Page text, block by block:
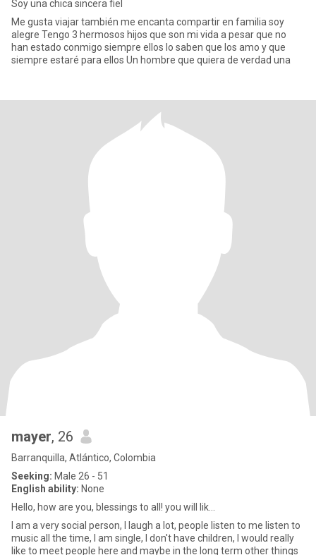
Soy una chica sincera fiel
Me gusta viajar también me encanta compartir en familia soy
alegre Tengo 3 hermosos hijos que son mi vida a pesar que no
han estado conmigo siempre ellos lo saben que los amo y que
siempre estaré para ellos Un hombre que quiera de verdad una
mayer, 26
Barranquilla, Atlántico, Colombia
Seeking: Male 26 - 51
English ability: None
Hello, how are you, blessings to all! you will lik...
I am a very social person, I laugh a lot, people listen to me listen to
music all the time, I am single, I don't have children, I would really
like to meet people here and maybe in the long term other things